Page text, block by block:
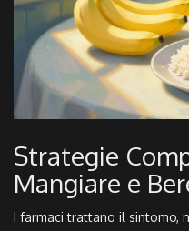
Strategie
Mangiare e
I farmaci trattano il sintomo,